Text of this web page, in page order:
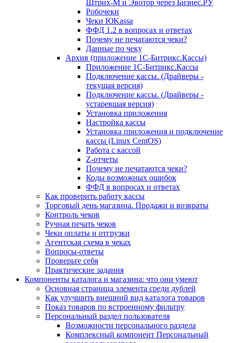
Штрих-М и Эвотор через Бизнес.РУ
Робочеки
Чеки ЮKassa
ФФД 1.2 в вопросах и ответах
Почему не печатаются чеки?
Данные по чеку
Архив (приложение 1С-Битрикс.Кассы)
Приложение 1С-Битрикс.Кассы
Подключение кассы. (Драйверы -
текущая версия)
Подключение кассы. (Драйверы -
устаревшая версия)
Установка приложения
Настройка кассы
Установка приложения и подключение
кассы (Linux CentOS)
Работа с кассой
Z-отчеты
Почему не печатаются чеки?
Коды возможных ошибок
ФФД в вопросах и ответах
Как проверить работу кассы
Торговый день магазина. Продажи и возвраты
Контроль чеков
Ручная печать чеков
Чеки оплаты и отгрузки
Агентская схема в чеках
Вопросы-ответы
Проверьте себя
Практические задания
Компоненты каталога и магазина: что они умеют
Основная страница элемента среди дублей
Как улучшить внешний вид каталога товаров
Показ товаров по встроенному фильтру
Персональный раздел пользователя
Возможности персонального раздела
Комплексный компонент Персональный